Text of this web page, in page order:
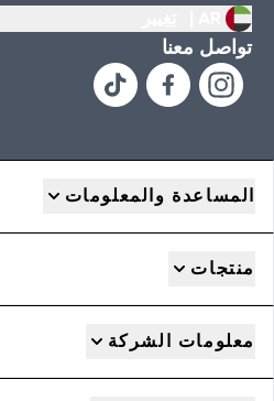
تواصل معنا
المساعدة والمعلومات
منتجات
معلومات الشركة